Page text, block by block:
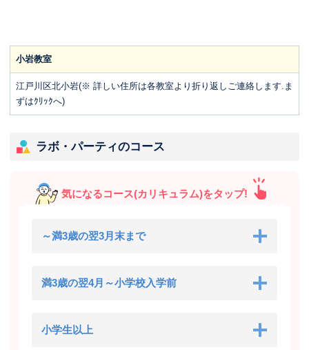
小岩教室
江戸川区北小岩(※ 詳しい住所は各教室より折り返しご連絡します.ま
ずはｸﾘｯｸへ)
ラボ・パーティのコース
気になるコース(カリキュラム)をタップ!
～満3歳の翌3月末まで
満3歳の翌4月～小学校入学前
小学生以上